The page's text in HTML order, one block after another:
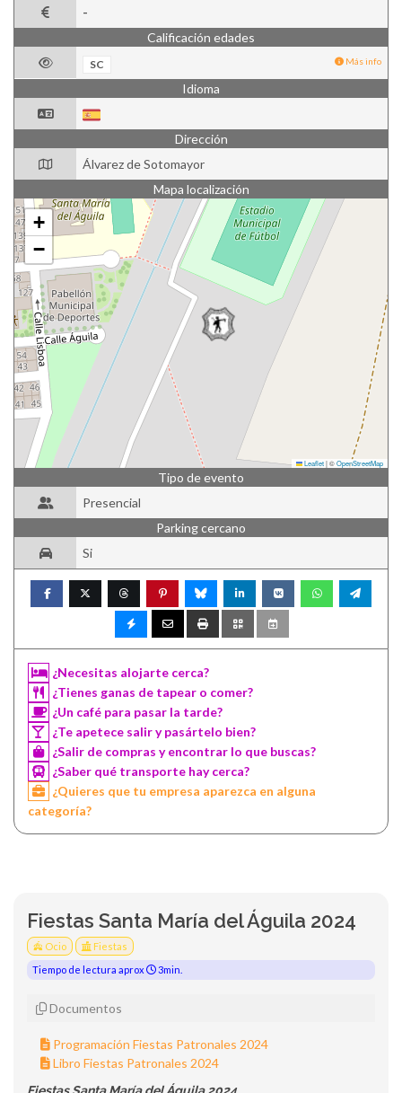
-
Calificación edades
SC Más info
Idioma
Dirección
Álvarez de Sotomayor
Mapa localización
+
−
Leaflet|©OpenStreetMap
Tipo de evento
Presencial
Parking cercano
Si
¿Necesitas alojarte cerca?
¿Tienes ganas de tapear o comer?
¿Un café para pasar la tarde?
¿Te apetece salir y pasártelo bien?
¿Salir de compras y encontrar lo que buscas?
¿Saber qué transporte hay cerca?
¿Quieres que tu empresa aparezca en alguna
categoría?
Fiestas Santa María del Águila 2024
Ocio
Fiestas
Tiempo de lectura aprox
3min.
Documentos
Programación Fiestas Patronales 2024
Libro Fiestas Patronales 2024